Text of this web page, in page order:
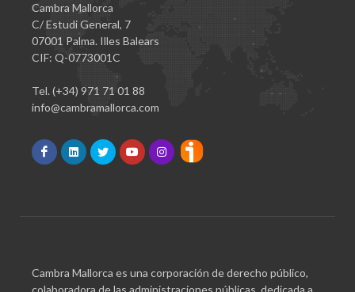
Cambra Mallorca
C/ Estudi General, 7
07001 Palma. Illes Balears
CIF: Q-0773001C
Tel. (+34) 971 71 01 88
info@cambramallorca.com
Cambra Mallorca es una corporación de derecho público,
colaboradora de las administraciones públicas, dedicada a